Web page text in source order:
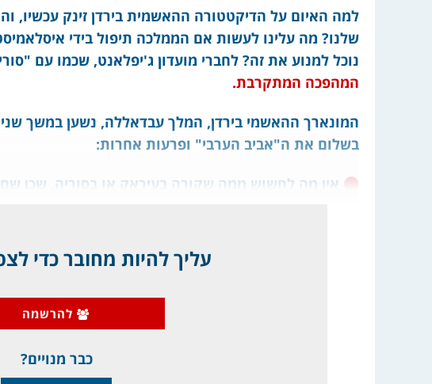
למה האיום על הדיקטטורה ההאשמית בירדן זינק עכשיו,
שלנו? מה עלינו לעשות אם הממלכה תיפול בידי
נוכל למנוע את זה? לחברי מועדון ג'יפלאנט, שכמו עם
המהפכה המתקרבת.
המונארך ההאשמי בירדן, המלך עבדאללה, נשען במשך
בשלום את ה"אביב הערבי" ופרעות אחרות:
אין מה לחשוש ממה שקורה בעיראק או בסוריה, שכן
עליך להיות מחובר כדי
להרשמה
כבר מנויים?